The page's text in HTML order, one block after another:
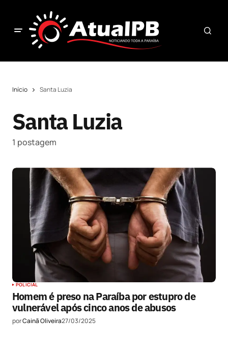
Início Santa Luzia
Santa Luzia
1 postagem
POLICIAL
Homem é preso na Paraíba por estupro de
vulnerável após cinco anos de abusos
porCainã Oliveira27/03/2025